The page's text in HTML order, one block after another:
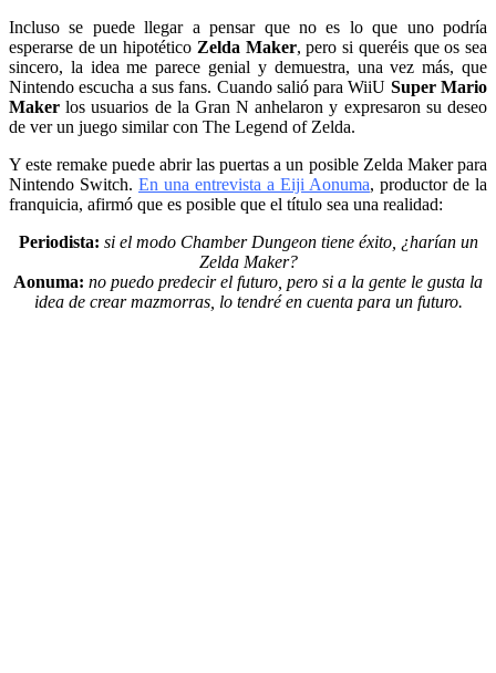
Incluso se puede llegar a pensar que no es lo que uno podría
esperarse de un hipotético Zelda Maker, pero si queréis que os sea
sincero, la idea me parece genial y demuestra, una vez más, que
Nintendo escucha a sus fans. Cuando salió para WiiU Super Mario
Maker los usuarios de la Gran N anhelaron y expresaron su deseo
de ver un juego similar con The Legend of Zelda.
Y este remake puede abrir las puertas a un posible Zelda Maker para
Nintendo Switch. En una entrevista a Eiji Aonuma, productor de la
franquicia, afirmó que es posible que el título sea una realidad:
Periodista: si el modo Chamber Dungeon tiene éxito, ¿harían un
Zelda Maker?
Aonuma: no puedo predecir el futuro, pero si a la gente le gusta la
idea de crear mazmorras, lo tendré en cuenta para un futuro.